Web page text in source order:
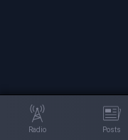
Radio Posts